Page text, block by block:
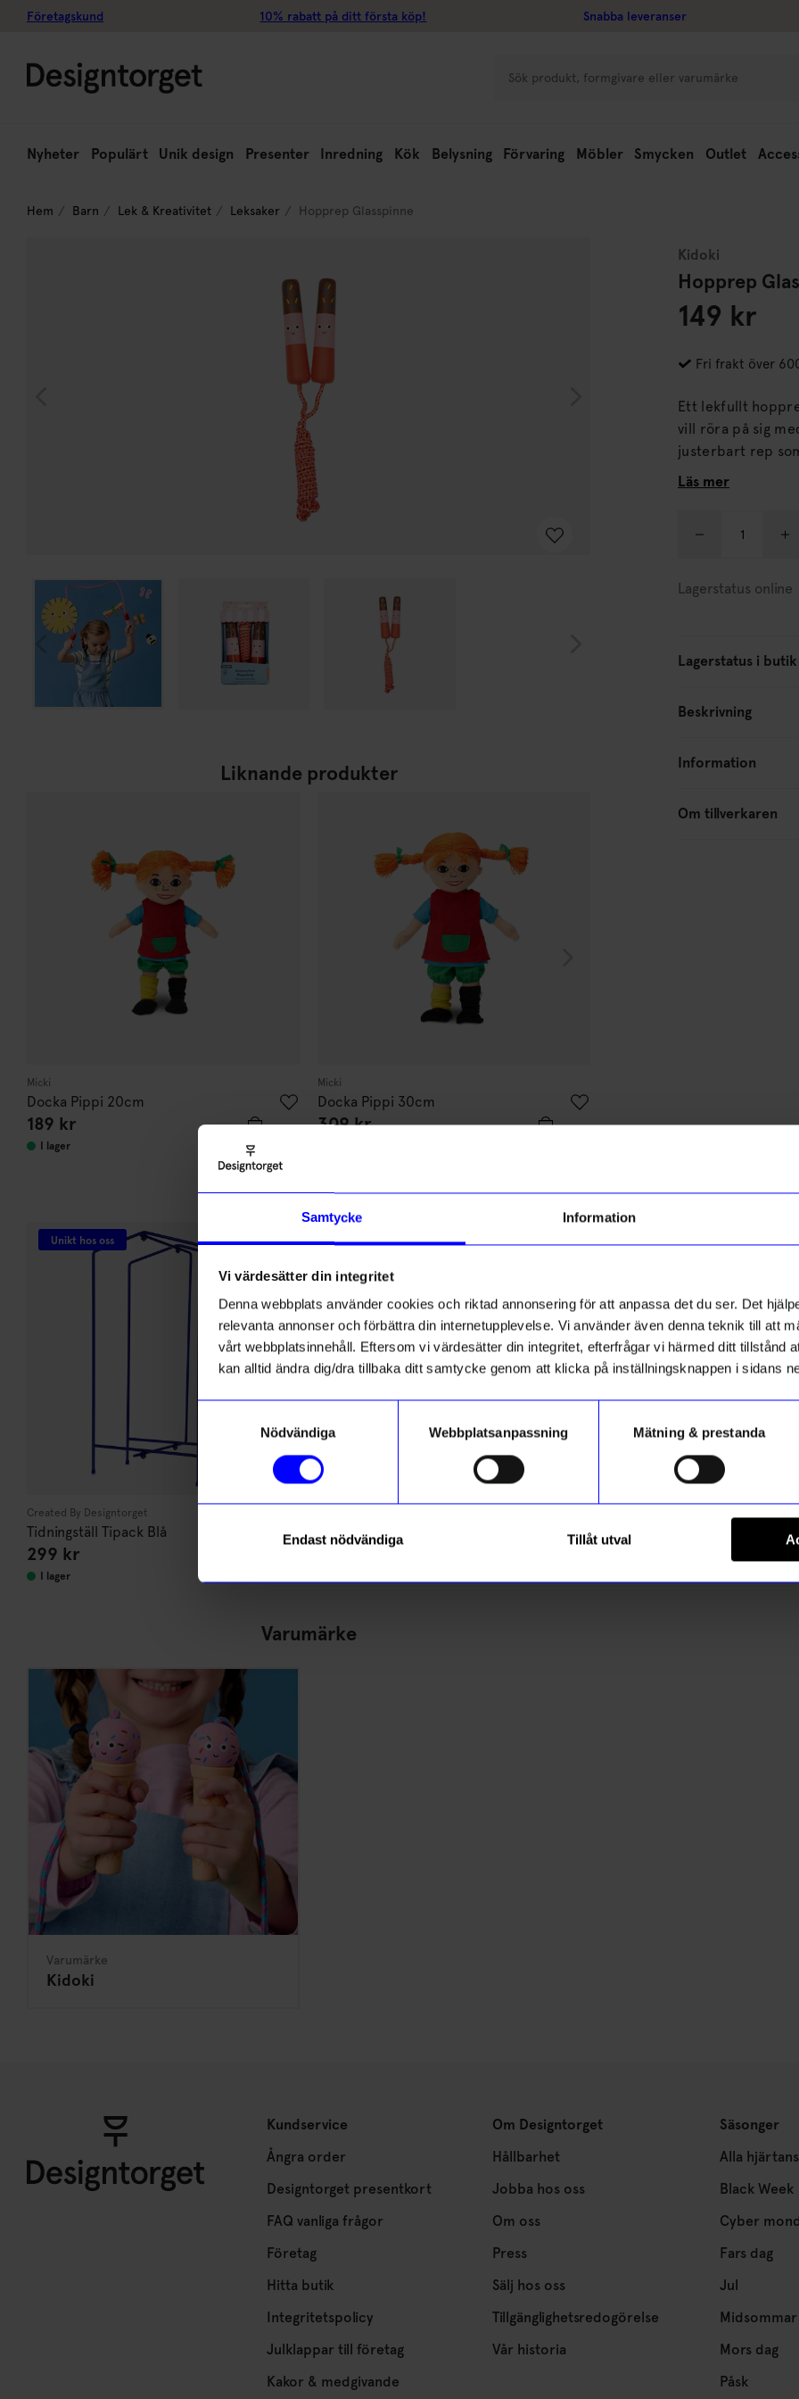
Samtycke Information
Vi värdesätter din integritet
Denna webbplats använder cookies och riktad annonsering för att anpassa det du ser. Det
relevanta annonser och förbättra din internetupplevelse. Vi använder även denna teknik till att
vårt webbplatsinnehåll. Eftersom vi värdesätter din integritet, efterfrågar vi härmed ditt tillstånd
kan alltid ändra dig/dra tillbaka ditt samtycke genom att klicka på inställningsknappen i sidans
Nödvändiga
Webbplatsanpassning Mätning & prestanda
Endast nödvändiga Tillåt utval
Företagskund 10% rabatt på ditt första köp! Snabba leveranser
Nyheter Populärt Unik design Presenter Inredning Kök Belysning Förvaring Möbler Smycken Outlet
Hem Barn Lek & Kreativitet Leksaker Hopprep Glasspinne
Liknande produkter
Micki
Docka Pippi 20cm
189 kr
I lager
Micki
Docka Pippi 30cm
309kr 349kr
Unikt hos oss
Created By Designtorget
Tidningställ Tipack Blå
299 kr
I lager
Unikt hos oss
Tidningställ Tipack Svart
20%
Tändare Eldklinga svart/
Varumärke
Varumärke
Kidoki
Kidoki
Hopprep
149 kr
Fri frakt över
Ett lekfullt
vill röra på sig med stil. Tillverkat i FSC-certifierat
justerbart rep som enkelt
uppmuntrar till
Läs mer
Lagerstatus online
Lagerstatus i butik
Beskrivning
Information
Om tillverkaren
Kundservice
Ångra order
Designtorget presentkort
FAQ vanliga frågor
Företag
Hitta butik
Integritetspolicy
Julklappar till företag
Kakor & medgivande
Om Designtorget
Hållbarhet
Jobba hos oss
Om oss
Press
Sälj hos oss
Tillgänglighetsredogörelse
Vår historia
Säsonger
Alla
Black Week
Cyber
Fars dag
Jul
Midsommar
Mors dag
Påsk
ditt första köp
och unika erbjudanden!
Som tack får du10% rabattpå ditt
första köp.
Registrera
Läs mer om hur vi hanterar din information i vår